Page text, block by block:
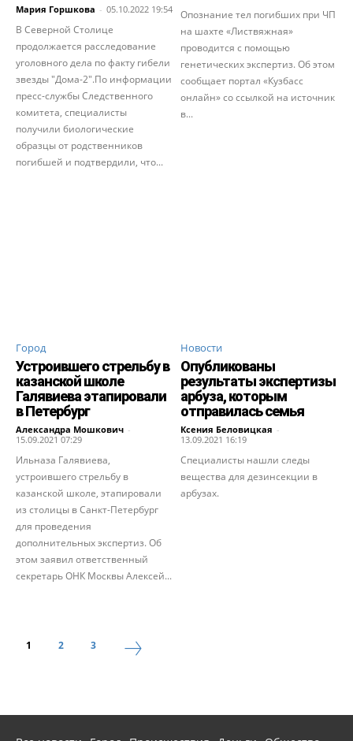
Мария Горшкова - 05.10.2022 19:54
В Северной Столице
продолжается расследование
уголовного дела по факту гибели
звезды "Дома-2".По информации
пресс-службы Следственного
комитета, специалисты
получили биологические
образцы от родственников
погибшей и подтвердили, что...
Опознание тел погибших при ЧП
на шахте «Листвяжная»
проводится с помощью
генетических экспертиз. Об этом
сообщает портал «Кузбасс
онлайн» со ссылкой на источник
в...
Город
Устроившего стрельбу в
казанской школе
Галявиева этапировали
в Петербург
Александра Мошкович -
15.09.2021 07:29
Ильназа Галявиева,
устроившего стрельбу в
казанской школе, этапировали
из столицы в Санкт-Петербург
для проведения
дополнительных экспертиз. Об
этом заявил ответственный
секретарь ОНК Москвы Алексей...
Новости
Опубликованы
результаты экспертизы
арбуза, которым
отправилась семья
Ксения Беловицкая -
13.09.2021 16:19
Специалисты нашли следы
вещества для дезинсекции в
арбузах.
1 2 3